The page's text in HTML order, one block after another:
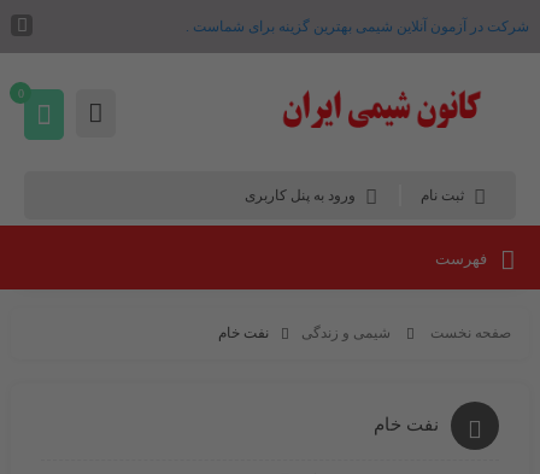
شرکت در آزمون آنلاین شیمی بهترین گزینه برای شماست .
ثبت نام ورود به پنل کاربری
0
فهرست
صفحه نخست شیمی و زندگی نفت خام
نفت خام